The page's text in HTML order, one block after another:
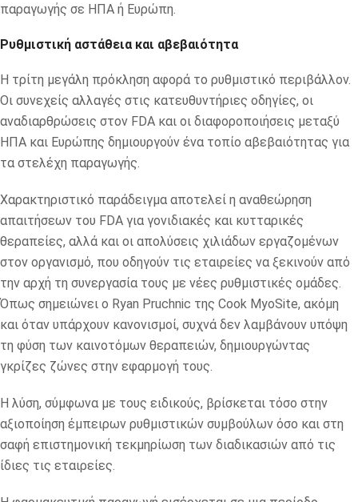
παραγωγής σε ΗΠΑ ή Ευρώπη.
Ρυθμιστική αστάθεια και αβεβαιότητα
Η τρίτη μεγάλη πρόκληση αφορά το ρυθμιστικό περιβάλλον.
Οι συνεχείς αλλαγές στις κατευθυντήριες οδηγίες, οι
αναδιαρθρώσεις στον FDA και οι διαφοροποιήσεις μεταξύ
ΗΠΑ και Ευρώπης δημιουργούν ένα τοπίο αβεβαιότητας για
τα στελέχη παραγωγής.
Χαρακτηριστικό παράδειγμα αποτελεί η αναθεώρηση
απαιτήσεων του FDA για γονιδιακές και κυτταρικές
θεραπείες, αλλά και οι απολύσεις χιλιάδων εργαζομένων
στον οργανισμό, που οδηγούν τις εταιρείες να ξεκινούν από
την αρχή τη συνεργασία τους με νέες ρυθμιστικές ομάδες.
Όπως σημειώνει ο Ryan Pruchnic της Cook MyoSite, ακόμη
και όταν υπάρχουν κανονισμοί, συχνά δεν λαμβάνουν υπόψη
τη φύση των καινοτόμων θεραπειών, δημιουργώντας
γκρίζες ζώνες στην εφαρμογή τους.
Η λύση, σύμφωνα με τους ειδικούς, βρίσκεται τόσο στην
αξιοποίηση έμπειρων ρυθμιστικών συμβούλων όσο και στη
σαφή επιστημονική τεκμηρίωση των διαδικασιών από τις
ίδιες τις εταιρείες.